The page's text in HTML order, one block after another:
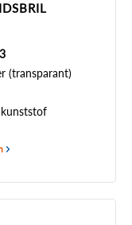
(transparant)